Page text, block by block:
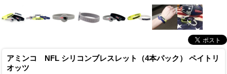
アミンコ NFL シリコンブレスレット（4本パック） ペイトリ
オッツ